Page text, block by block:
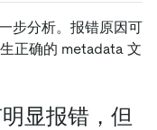
步分析。报错原因可
正确的 metadata 文
显报错，但